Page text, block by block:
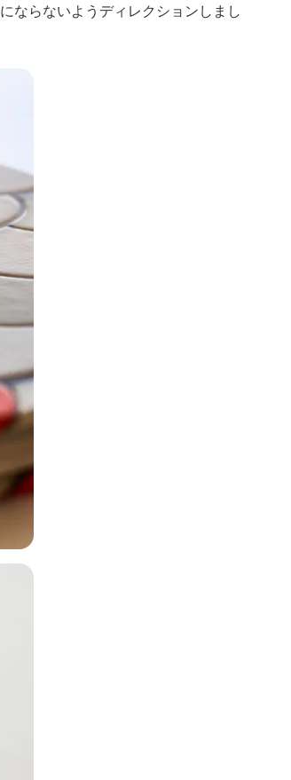
ならないようディレクションしまし